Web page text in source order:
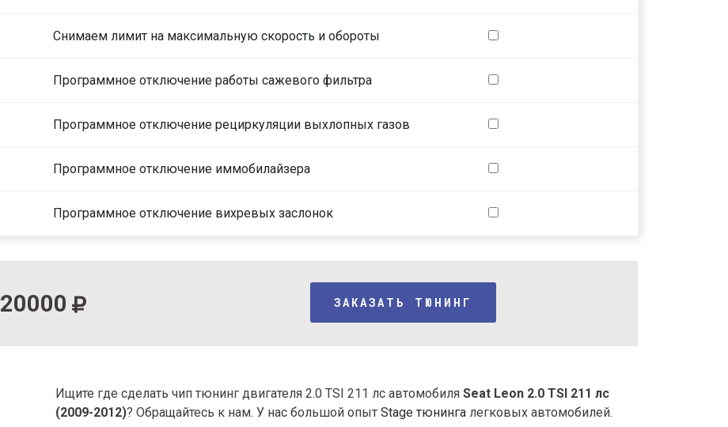
Снимаем лимит на максимальную скорость и обороты
Программное отключение работы сажевого фильтра
Программное отключение рециркуляции выхлопных газов
Программное отключение иммобилайзера
Программное отключение вихревых заслонок
20000 ЗАКАЗАТЬ ТЮНИНГ
Ищите где сделать чип тюнинг двигателя 2.0 TSI 211 лс автомобиля Seat Leon 2.0 TSI 211 лс
(2009-2012)? Обращайтесь к нам. У нас большой опыт Stage тюнинга легковых автомобилей.